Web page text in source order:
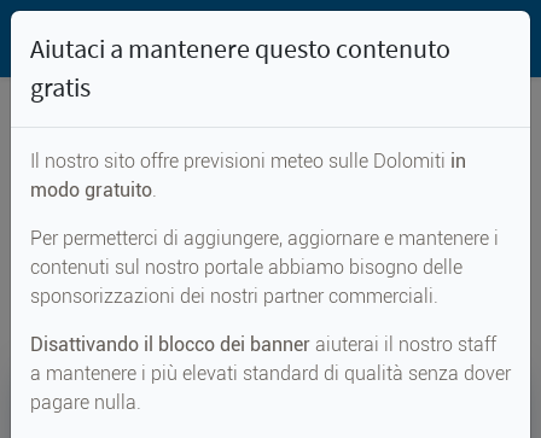
Previsioni meteo per...
Forcella Lastè
Aiutaci a mantenere questo contenuto
gratis
Il nostro sito offre previsioni meteo sulle Dolomiti in
modo gratuito.
Per permetterci di aggiungere, aggiornare e mantenere i
contenuti sul nostro portale abbiamo bisogno delle
sponsorizzazioni dei nostri partner commerciali.
Disattivando il blocco dei banner aiuterai il nostro staff
a mantenere i più elevati standard di qualità senza dover
pagare nulla.